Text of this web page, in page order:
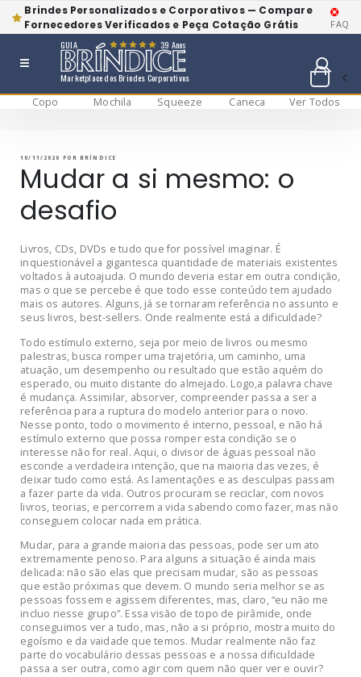
Brindes Personalizados e Corporativos — Compare
Fornecedores Verificados e Peça Cotação Grátis
FAQ
Marketplace dos Brindes Corporativos
GUIA 39 Anos
Copo Mochila Squeeze Caneca
Ver Todos
conteúdo
PUBLICADO
10/11/2020 PORBRÍNDICE
Mudar a si mesmo: o
desafio
Livros, CDs, DVDs e tudo que for possível imaginar. É
inquestionável a gigantesca quantidade de materiais existentes
voltados à autoajuda. O mundo deveria estar em outra condição,
mas o que se percebe é que todo esse conteúdo tem ajudado
mais os autores. Alguns, já se tornaram referência no assunto e
seus livros, best-sellers. Onde realmente está a dificuldade?
Todo estímulo externo, seja por meio de livros ou mesmo
palestras, busca romper uma trajetória, um caminho, uma
atuação, um desempenho ou resultado que estão aquém do
esperado, ou muito distante do almejado. Logo,a palavra chave
é mudança. Assimilar, absorver, compreender passa a ser a
referência para a ruptura do modelo anterior para o novo.
Nesse ponto, todo o movimento é interno, pessoal, e não há
estímulo externo que possa romper esta condição se o
interesse não for real. Aqui, o divisor de águas pessoal não
esconde a verdadeira intenção, que na maioria das vezes, é
deixar tudo como está. As lamentações e as desculpas passam
a fazer parte da vida. Outros procuram se reciclar, com novos
livros, teorias, e percorrem a vida sabendo como fazer, mas não
conseguem colocar nada em prática.
Mudar, para a grande maioria das pessoas, pode ser um ato
extremamente penoso. Para alguns a situação é ainda mais
delicada: não são elas que precisam mudar, são as pessoas
que estão próximas que devem. O mundo seria melhor se as
pessoas fossem e agissem diferentes, mas, claro, “eu não me
incluo nesse grupo”. Essa visão de topo de pirâmide, onde
conseguimos ver a tudo, mas, não a si próprio, mostra muito do
egoísmo e da vaidade que temos. Mudar realmente não faz
parte do vocabulário dessas pessoas e a nossa dificuldade
passa a ser outra, como agir com quem não quer ver e ouvir?